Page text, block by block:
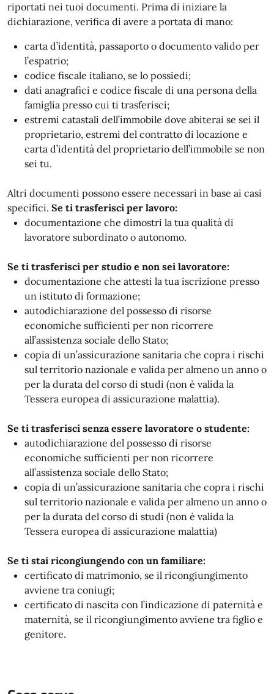
riportati nei tuoi documenti. Prima di iniziare la
dichiarazione, verifica di avere a portata di mano:
carta d’identità, passaporto o documento valido per
l’espatrio;
codice fiscale italiano, se lo possiedi;
dati anagrafici e codice fiscale di una persona della
famiglia presso cui ti trasferisci;
estremi catastali dell’immobile dove abiterai se sei il
proprietario, estremi del contratto di locazione e
carta d’identità del proprietario dell’immobile se non
sei tu.
Altri documenti possono essere necessari in base ai casi
specifici. Se ti trasferisci per lavoro:
documentazione che dimostri la tua qualità di
lavoratore subordinato o autonomo.
Se ti trasferisci per studio e non sei lavoratore:
documentazione che attesti la tua iscrizione presso
un istituto di formazione;
autodichiarazione del possesso di risorse
economiche sufficienti per non ricorrere
all’assistenza sociale dello Stato;
copia di un’assicurazione sanitaria che copra i rischi
sul territorio nazionale e valida per almeno un anno o
per la durata del corso di studi (non è valida la
Tessera europea di assicurazione malattia).
Se ti trasferisci senza essere lavoratore o studente:
autodichiarazione del possesso di risorse
economiche sufficienti per non ricorrere
all’assistenza sociale dello Stato;
copia di un’assicurazione sanitaria che copra i rischi
sul territorio nazionale e valida per almeno un anno o
per la durata del corso di studi (non è valida la
Tessera europea di assicurazione malattia)
Se ti stai ricongiungendo con un familiare:
certificato di matrimonio, se il ricongiungimento
avviene tra coniugi;
certificato di nascita con l’indicazione di paternità e
maternità, se il ricongiungimento avviene tra figlio e
genitore.